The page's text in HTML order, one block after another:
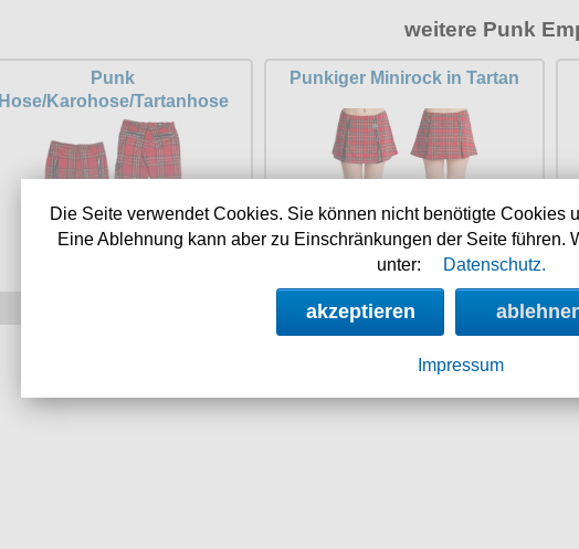
weitere Punk
Punk
Hose/Karohose/Tartanhose
Punkiger Minirock in Tartan
39.90 €
Die Seite verwendet Cookies. Sie können nicht benötigte Cookies
Eine Ablehnung kann aber zu Einschränkungen der Seite führen.
unter:
Datenschutz.
akzeptieren
Impressum